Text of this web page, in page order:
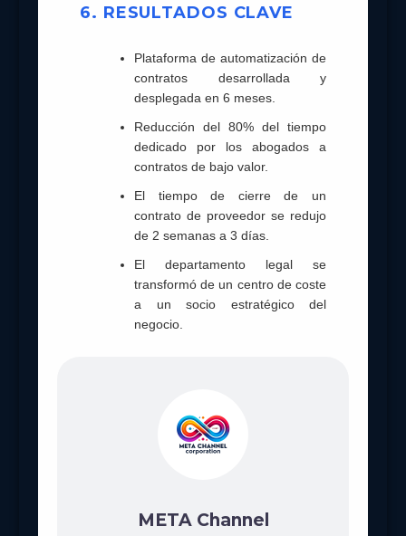
6. RESULTADOS CLAVE
Plataforma de automatización de
contratos desarrollada y
desplegada en 6 meses.
Reducción del 80% del tiempo
dedicado por los abogados a
contratos de bajo valor.
El tiempo de cierre de un
contrato de proveedor se redujo
de 2 semanas a 3 días.
El departamento legal se
transformó de un centro de coste
a un socio estratégico del
negocio.
META Channel